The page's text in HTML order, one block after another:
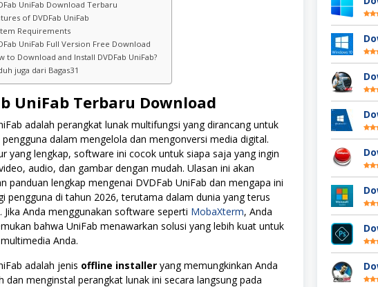
UniFab Download Terbaru
of DVDFab UniFab
Requirements
UniFab Full Version Free Download
to Download and Install DVDFab UniFab?
juga dari Bagas31
UniFab Terbaru Download
adalah perangkat lunak multifungsi yang dirancang untuk
dalam mengelola dan mengonversi media digital.
yang lengkap, software ini cocok untuk siapa saja yang ingin
audio, dan gambar dengan mudah. Ulasan ini akan
panduan lengkap mengenai DVDFab UniFab dan mengapa ini
pengguna di tahun 2026, terutama dalam dunia yang terus
Jika Anda menggunakan software seperti MobaXterm, Anda
bahwa UniFab menawarkan solusi yang lebih kuat untuk
Anda.
adalah jenis offline installer yang memungkinkan Anda
dan menginstal perangkat lunak ini secara langsung pada